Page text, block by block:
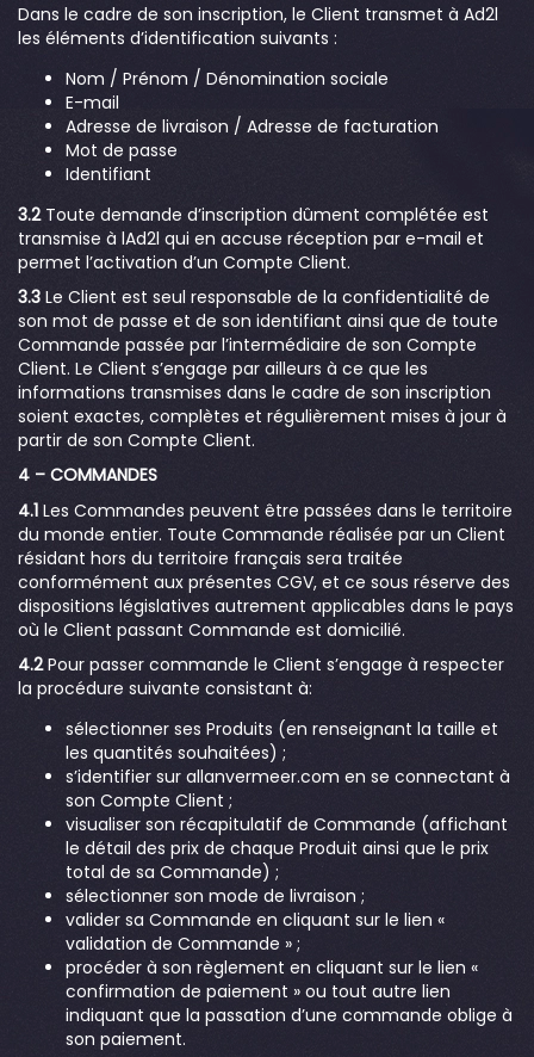
Dans le cadre de son inscription, le Client transmet à Ad2l
les éléments d’identification suivants :
Nom / Prénom / Dénomination sociale
E-mail
Adresse de livraison / Adresse de facturation
Mot de passe
Identifiant
3.2Toute demande d’inscription dûment complétée est
transmise à lAd2l qui en accuse réception par e-mail et
permet l’activation d’un Compte Client.
3.3 Le Client est seul responsable de la confidentialité de
son mot de passe et de son identifiant ainsi que de toute
Commande passée par l’intermédiaire de son Compte
Client. Le Client s’engage par ailleurs à ce que les
informations transmises dans le cadre de son inscription
soient exactes, complètes et régulièrement mises à jour à
partir de son Compte Client.
4 – COMMANDES
4.1 Les Commandes peuvent être passées dans le territoire
du monde entier. Toute Commande réalisée par un Client
résidant hors du territoire français sera traitée
conformément aux présentes CGV, et ce sous réserve des
dispositions législatives autrement applicables dans le pays
où le Client passant Commande est domicilié.
4.2Pour passer commande le Client s’engage à respecter
la procédure suivante consistant à:
sélectionner ses Produits (en renseignant la taille et
les quantités souhaitées) ;
s’identifier sur allanvermeer.com en se connectant à
son Compte Client ;
visualiser son récapitulatif de Commande (affichant
le détail des prix de chaque Produit ainsi que le prix
total de sa Commande) ;
sélectionner son mode de livraison ;
valider sa Commande en cliquant sur le lien «
validation de Commande » ;
procéder à son règlement en cliquant sur le lien «
confirmation de paiement » ou tout autre lien
indiquant que la passation d’une commande oblige à
son paiement.